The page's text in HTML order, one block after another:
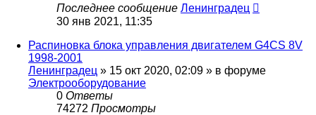
Последнее сообщение Ленинградец
30 янв 2021, 11:35
Распиновка блока управления двигателем G4CS 8V
1998-2001
Ленинградец » 15 окт 2020, 02:09 » в форуме
Электрооборудование
0 Ответы
74272 Просмотры